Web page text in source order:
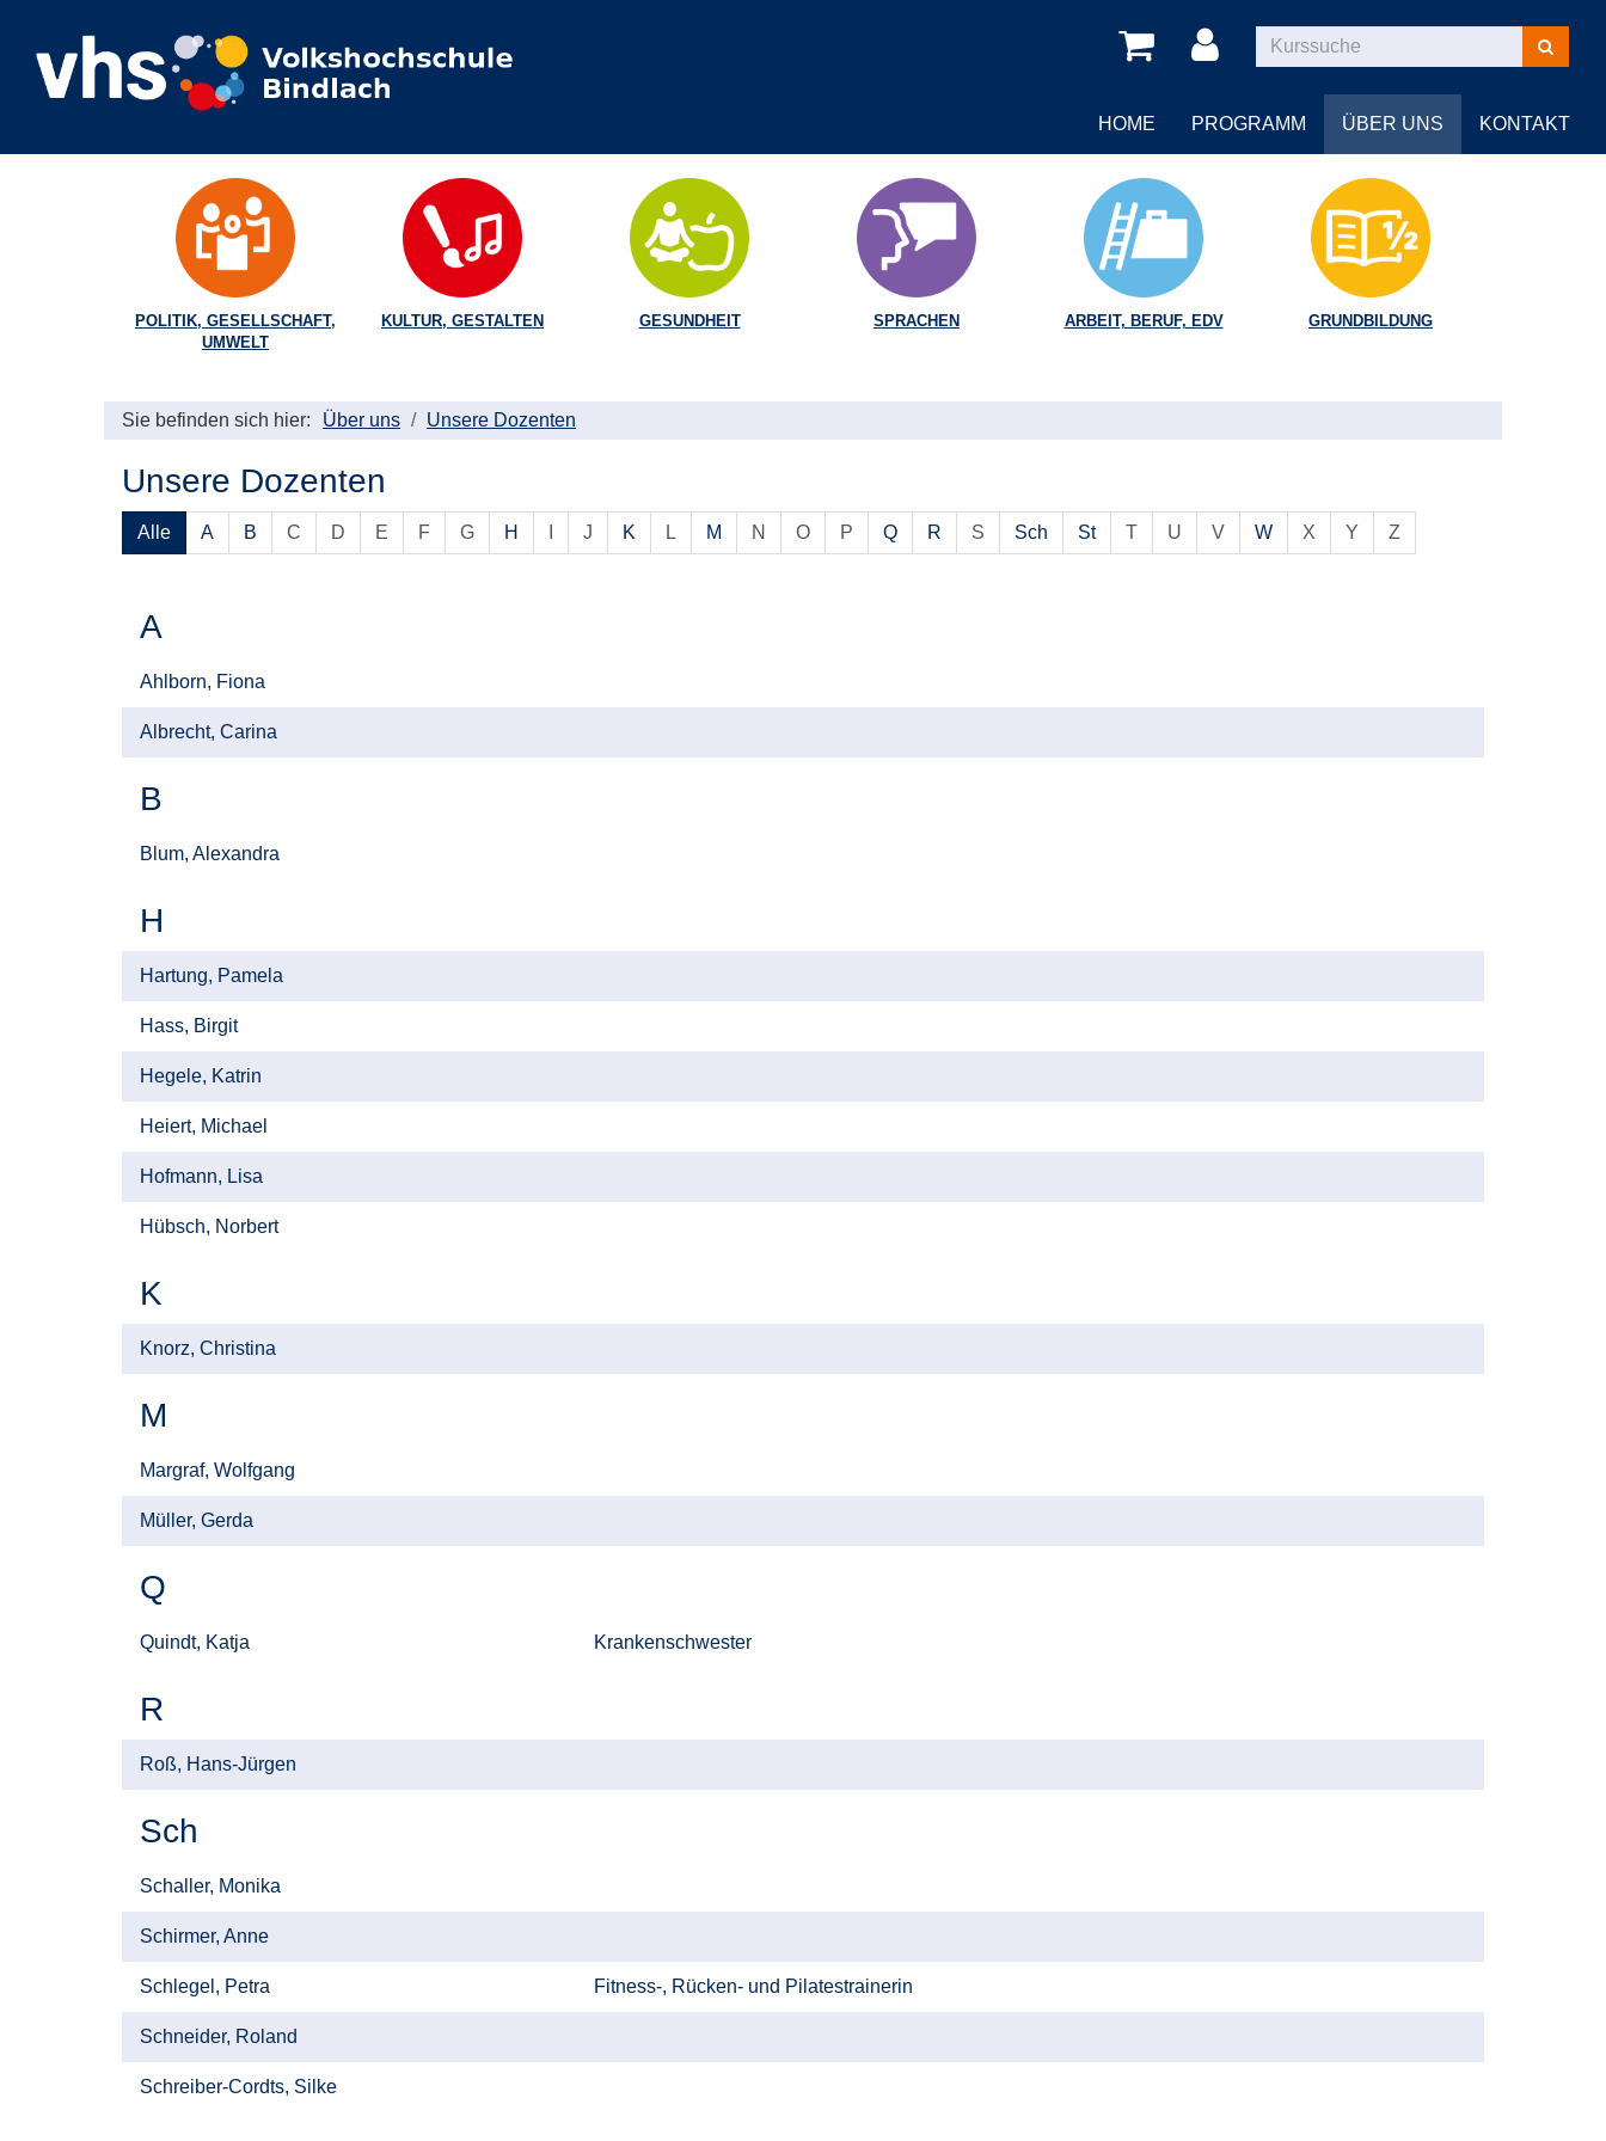
Kurse
suchen
HOME PROGRAMM ÜBER UNS KONTAKT
POLITIK, GESELLSCHAFT,
UMWELT
KULTUR, GESTALTEN GESUNDHEIT SPRACHEN ARBEIT, BERUF, EDV GRUNDBILDUNG
Sie befinden sich hier: Über uns Unsere Dozenten
Unsere Dozenten
Alle A B C D E F G H J K L M N O P Q R S Sch St T U V W X Y Z
A
Ahlborn, Fiona
Albrecht, Carina
B
Blum, Alexandra
H
Hartung, Pamela
Hass, Birgit
Hegele, Katrin
Heiert, Michael
Hofmann, Lisa
Hübsch, Norbert
K
Knorz, Christina
M
Margraf, Wolfgang
Müller, Gerda
Q
Quindt, Katja Krankenschwester
R
Roß, Hans-Jürgen
Sch
Schaller, Monika
Schirmer, Anne
Schlegel, Petra Fitness-, Rücken- und Pilatestrainerin
Schneider, Roland
Schreiber-Cordts, Silke